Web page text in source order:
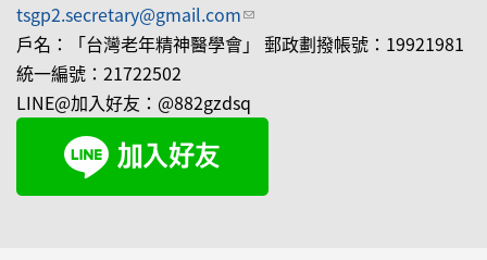
tsgp2.secretary@gmail.com(link sends e-mail)
戶名：「台灣老年精神醫學會」 郵政劃撥帳號：19921981
統一編號：21722502
LINE@加入好友：@882gzdsq